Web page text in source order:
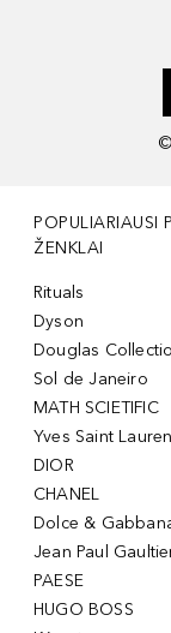
©
POPULIARIAUSI
ŽENKLAI
Rituals
Dyson
Douglas
Sol de Janeiro
MATH SCIETIFIC
Yves Saint
DIOR
CHANEL
Dolce &
Jean Paul
PAESE
HUGO BOSS